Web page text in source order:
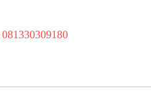
081330309180